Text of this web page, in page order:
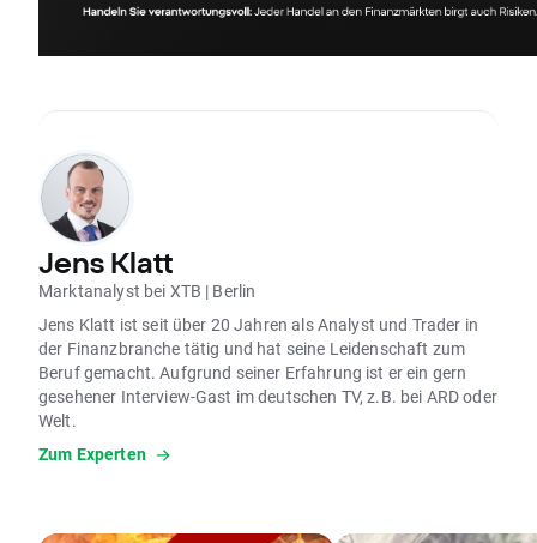
Jens Klatt
Marktanalyst bei XTB | Berlin
Jens Klatt ist seit über 20 Jahren als Analyst und Trader in
der Finanzbranche tätig und hat seine Leidenschaft zum
Beruf gemacht. Aufgrund seiner Erfahrung ist er ein gern
gesehener Interview-Gast im deutschen TV, z.B. bei ARD oder
Welt.
Zum Experten